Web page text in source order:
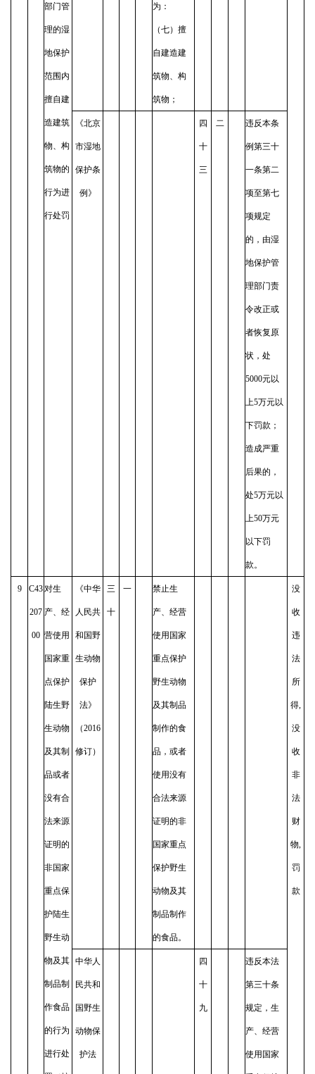
部门管
理的湿
地保护
范围内
擅自建
造建筑
物、构
筑物的
行为进
行处罚
为：
（七）擅
自建造建
筑物、构
筑物；
《北京
市湿地
保护条
例》
四
十
三
二 违反本条
例第三十
一条第二
项至第七
项规定
的，由湿
地保护管
理部门责
令改正或
者恢复原
状，处
5000元以
上5万元以
下罚款；
造成严重
后果的，
处5万元以
上50万元
以下罚
款。
9 C43
207
00
对生
产、经
营使用
国家重
点保护
陆生野
生动物
及其制
品或者
没有合
法来源
证明的
非国家
重点保
护陆生
野生动
物及其
制品制
作食品
的行为
进行处
《中华
人民共
和国野
生动物
保护
法》
（2016
修订）
三
十
一 禁止生
产、经营
使用国家
重点保护
野生动物
及其制品
制作的食
品，或者
使用没有
合法来源
证明的非
国家重点
保护野生
动物及其
制品制作
的食品。
没
收
违
法
所
得,
没
收
非
法
财
物,
罚
款
中华人
民共和
国野生
动物保
护法
四
十
九
违反本法
第三十条
规定，生
产、经营
使用国家